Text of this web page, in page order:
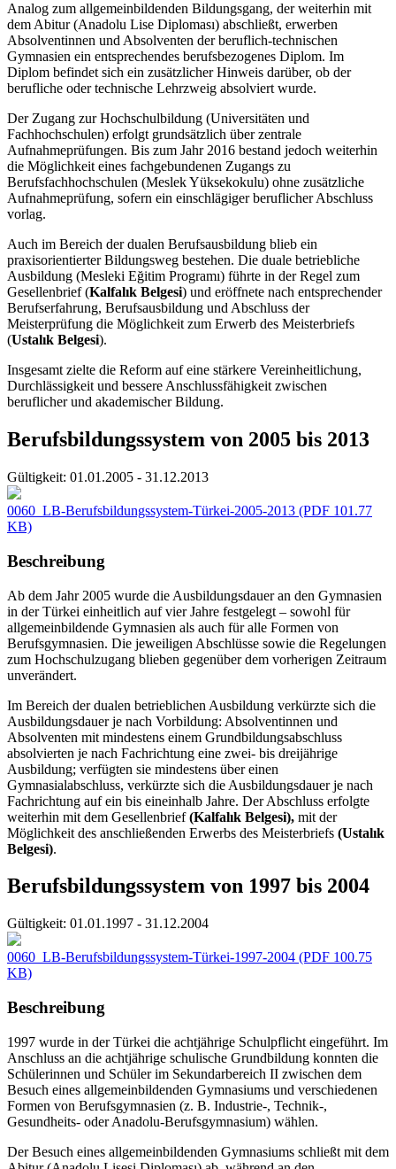
Analog zum allgemeinbildenden Bildungsgang, der weiterhin mit
dem Abitur (Anadolu Lise Diploması) abschließt, erwerben
Absolventinnen und Absolventen der beruflich-technischen
Gymnasien ein entsprechendes berufsbezogenes Diplom. Im
Diplom befindet sich ein zusätzlicher Hinweis darüber, ob der
berufliche oder technische Lehrzweig absolviert wurde.
Der Zugang zur Hochschulbildung (Universitäten und
Fachhochschulen) erfolgt grundsätzlich über zentrale
Aufnahmeprüfungen. Bis zum Jahr 2016 bestand jedoch weiterhin
die Möglichkeit eines fachgebundenen Zugangs zu
Berufsfachhochschulen (Meslek Yüksekokulu) ohne zusätzliche
Aufnahmeprüfung, sofern ein einschlägiger beruflicher Abschluss
vorlag.
Auch im Bereich der dualen Berufsausbildung blieb ein
praxisorientierter Bildungsweg bestehen. Die duale betriebliche
Ausbildung (Mesleki Eğitim Programı) führte in der Regel zum
Gesellenbrief (Kalfalık Belgesi) und eröffnete nach entsprechender
Berufserfahrung, Berufsausbildung und Abschluss der
Meisterprüfung die Möglichkeit zum Erwerb des Meisterbriefs
(Ustalık Belgesi).
Insgesamt zielte die Reform auf eine stärkere Vereinheitlichung,
Durchlässigkeit und bessere Anschlussfähigkeit zwischen
beruflicher und akademischer Bildung.
Berufsbildungssystem von 2005 bis 2013
Gültigkeit: 01.01.2005 - 31.12.2013
0060_LB-Berufsbildungssystem-Türkei-2005-2013 (PDF 101.77
KB)
Beschreibung
Ab dem Jahr 2005 wurde die Ausbildungsdauer an den Gymnasien
in der Türkei einheitlich auf vier Jahre festgelegt – sowohl für
allgemeinbildende Gymnasien als auch für alle Formen von
Berufsgymnasien. Die jeweiligen Abschlüsse sowie die Regelungen
zum Hochschulzugang blieben gegenüber dem vorherigen Zeitraum
unverändert.
Im Bereich der dualen betrieblichen Ausbildung verkürzte sich die
Ausbildungsdauer je nach Vorbildung: Absolventinnen und
Absolventen mit mindestens einem Grundbildungsabschluss
absolvierten je nach Fachrichtung eine zwei- bis dreijährige
Ausbildung; verfügten sie mindestens über einen
Gymnasialabschluss, verkürzte sich die Ausbildungsdauer je nach
Fachrichtung auf ein bis eineinhalb Jahre. Der Abschluss erfolgte
weiterhin mit dem Gesellenbrief(Kalfalık Belgesi), mit der
Möglichkeit des anschließenden Erwerbs des Meisterbriefs (Ustalık
Belgesi).
Berufsbildungssystem von 1997 bis 2004
Gültigkeit: 01.01.1997 - 31.12.2004
0060_LB-Berufsbildungssystem-Türkei-1997-2004 (PDF 100.75
KB)
Beschreibung
1997 wurde in der Türkei die achtjährige Schulpflicht eingeführt. Im
Anschluss an die achtjährige schulische Grundbildung konnten die
Schülerinnen und Schüler im Sekundarbereich II zwischen dem
Besuch eines allgemeinbildenden Gymnasiums und verschiedenen
Formen von Berufsgymnasien (z. B. Industrie-, Technik-,
Gesundheits- oder Anadolu-Berufsgymnasium) wählen.
Der Besuch eines allgemeinbildenden Gymnasiums schließt mit dem